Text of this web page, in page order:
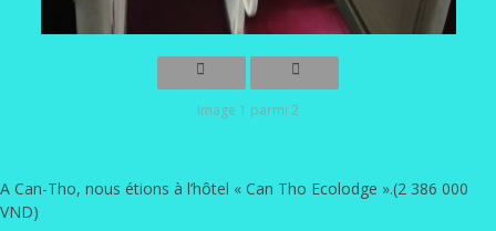
Image 1 parmi 2
A Can-Tho, nous étions à l’hôtel « Can Tho Ecolodge ».(2 386 000
VND)